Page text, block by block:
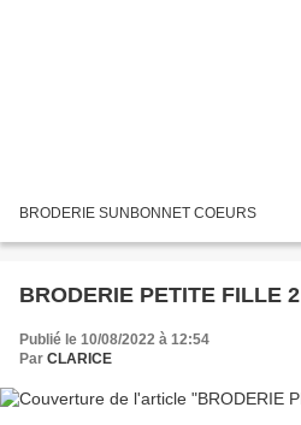
BRODERIE SUNBONNET COEURS
BRODERIE PETITE FILLE 2
Publié le 10/08/2022 à 12:54
Par CLARICE